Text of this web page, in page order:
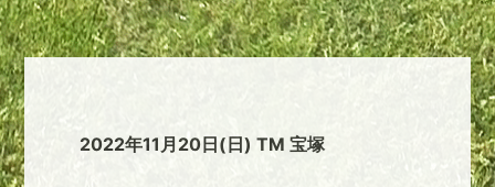
2022年11月20日(日) TM 宝塚